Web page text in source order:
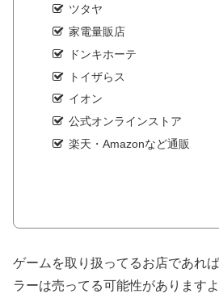
ツタヤ
家電量販店
ドンキホーテ
トイザらス
イオン
公式オンラインストア
楽天・Amazonなど通販
ゲームを取り扱ってるお店であれ
ラーは売ってる可能性がありますよ